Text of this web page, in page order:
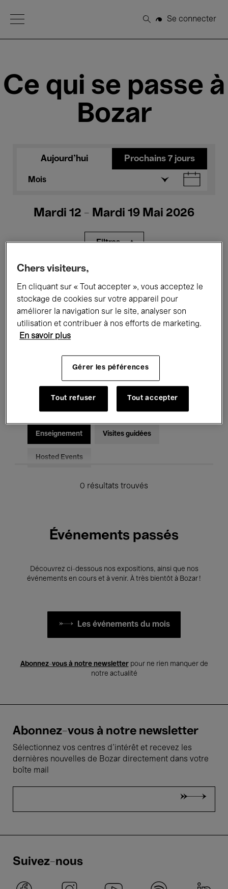
Open Menu
Rechercher
Se connecter
Ce qui se passe à
Bozar
Aujourd'hui Prochains 7 jours
Mois
Mardi 12 - Mardi 19 Mai 2026
Filtres
Expositions Films Performances
Rencontres & Débats Jazz
Musique électronique
Pour tous Kids’ Palace
Enseignement Visites guidées
Hosted Events
0 résultats trouvés
Événements passés
Découvrez ci-dessous nos expositions, ainsi que nos
événements en cours et à venir. À très bientôt à Bozar !
Les événements du mois
Abonnez-vous à notre newsletterpour ne rien manquer de
notre actualité
Abonnez-vous à notre newsletter
Sélectionnez vos centres d'intérêt et recevez les
dernières nouvelles de Bozar directement dans votre
boîte mail
Suivez-nous
Chers visiteurs,
En cliquant sur « Tout accepter », vous acceptez le
stockage de cookies sur votre appareil pour
améliorer la navigation sur le site, analyser son
utilisation et contribuer à nos efforts de marketing.
En savoir plus
Gérer les péférences
Tout refuser Tout accepter